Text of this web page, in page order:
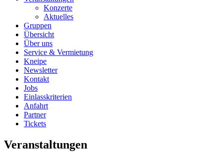
Konzerte
Aktuelles
Gruppen
Übersicht
Über uns
Service & Vermietung
Kneipe
Newsletter
Kontakt
Jobs
Einlasskriterien
Anfahrt
Partner
Tickets
Veranstaltungen